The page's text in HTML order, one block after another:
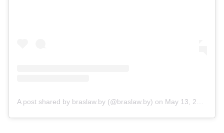
A post shared by braslaw.by (@braslaw.by) on May 13, 2019 at 6:52am PDT